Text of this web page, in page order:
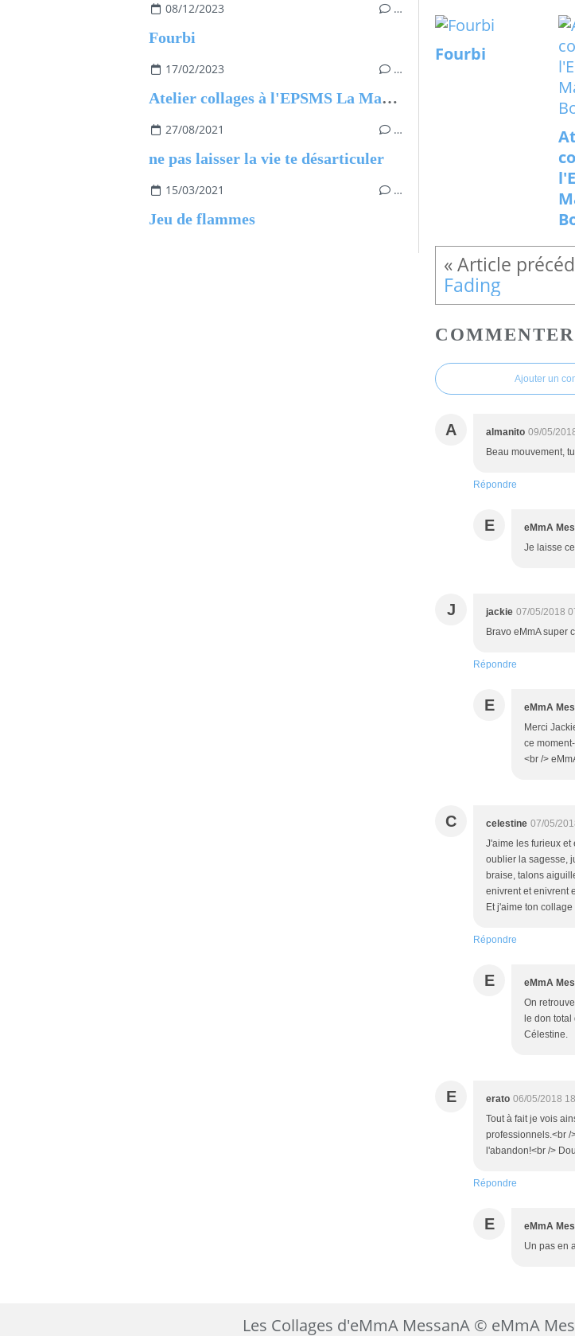
Fourbi
Fading
Ajouter un
A almanito 09/05/
Beau mouvement,
Répondre
E eMmA
Je laisse
J jackie 07/05/2018
Bravo eMmA super
Répondre
E eMmA
Merci
ce
<br />
C celestine 07/05/
J'aime les furieux
oublier la sagesse,
braise, talons
enivrent et enivrent
Et j'aime ton collage
Répondre
E eMmA
On
le don
Célestine.
E erato 06/05/2018
Tout à fait je vois
professionnels.<br /
l'abandon!<br />
Répondre
E eMmA
Un pas en
08/12/2023 …
Fourbi
17/02/2023 …
Atelier collages à l'EPSMS La Madeleine de Bouin
27/08/2021 …
ne pas laisser la vie te désarticuler
15/03/2021 …
Jeu de flammes
Les Collages d'eMmA MessanA © eMmA